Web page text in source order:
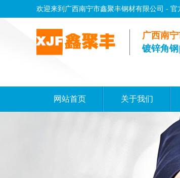
欢迎来到广西南宁市鑫聚丰钢材有限公司 - 官
广西南
镀锌角
网站首页 关于我们